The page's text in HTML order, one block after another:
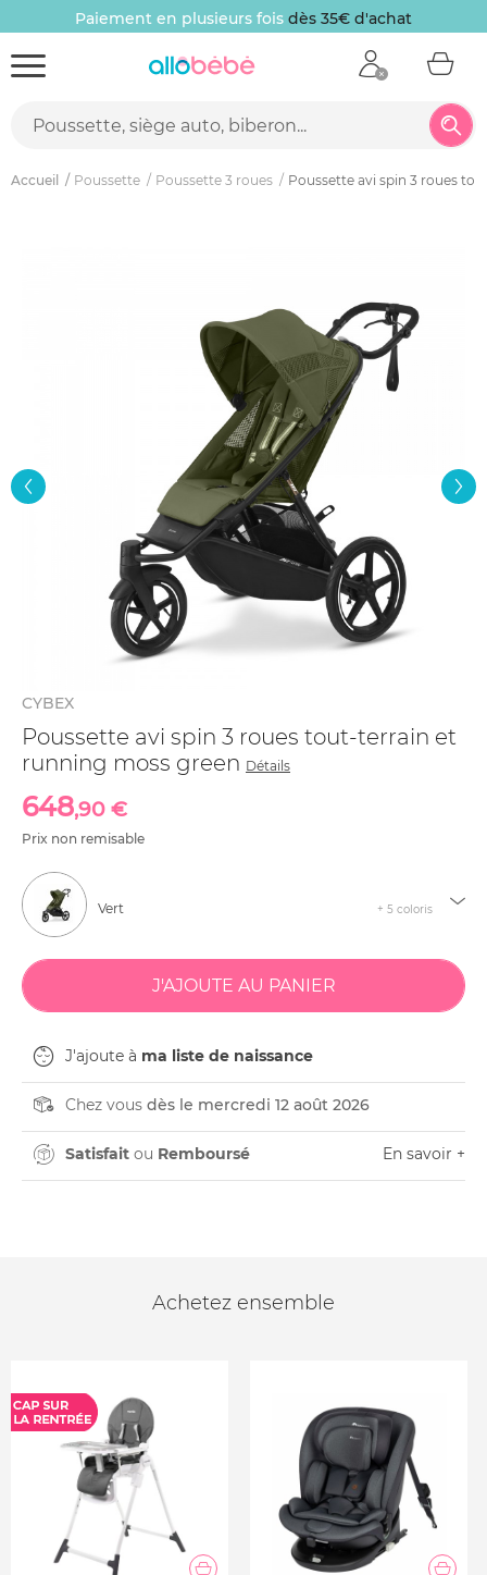
Paiement en plusieurs fois dès 35€ d'achat
Accueil Poussette Poussette 3 roues Poussette avi spin 3 roues
CYBEX
Poussette avi spin 3 roues tout-terrain et
running moss green Détails
648,90 €
Prix non remisable
Vert + 5 coloris
J'ajoute à ma liste de naissance
Chez vous dès le mercredi 12 août 2026
Satisfait ou Remboursé En savoir +
Achetez ensemble